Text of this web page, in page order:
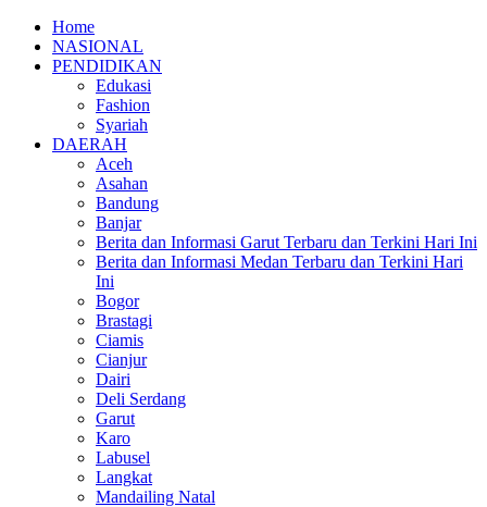
Home
NASIONAL
PENDIDIKAN
Edukasi
Fashion
Syariah
DAERAH
Aceh
Asahan
Bandung
Banjar
Berita dan Informasi Garut Terbaru dan Terkini Hari Ini
Berita dan Informasi Medan Terbaru dan Terkini Hari
Ini
Bogor
Brastagi
Ciamis
Cianjur
Dairi
Deli Serdang
Garut
Karo
Labusel
Langkat
Mandailing Natal